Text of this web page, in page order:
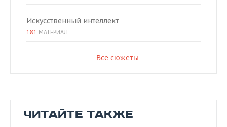
Искусственный интеллект
181 МАТЕРИАЛ
Все сюжеты
ЧИТАЙТЕ ТАКЖЕ